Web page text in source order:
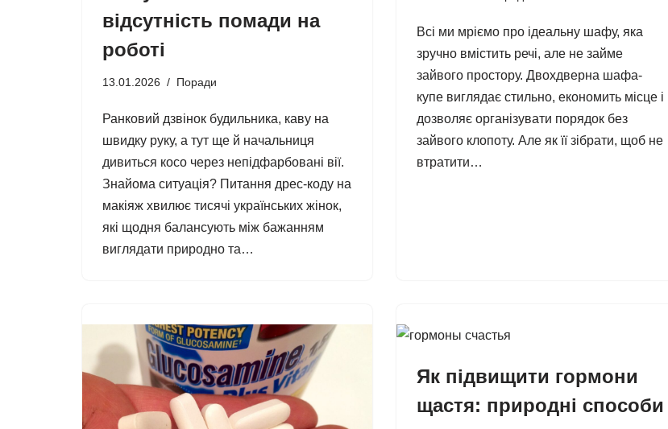
відсутність помади на
роботі
13.01.2026 Поради
Ранковий дзвінок будильника, каву на
швидку руку, а тут ще й начальниця
дивиться косо через непідфарбовані вії.
Знайома ситуація? Питання дрес-коду на
макіяж хвилює тисячі українських жінок,
які щодня балансують між бажанням
виглядати природно та…
Всі ми мріємо про ідеальну шафу, яка
зручно вмістить речі, але не займе
зайвого простору. Двохдверна шафа-
купе виглядає стильно, економить місце і
дозволяє організувати порядок без
зайвого клопоту. Але як її зібрати, щоб не
втратити…
Як підвищити гормони
щастя: природні способи